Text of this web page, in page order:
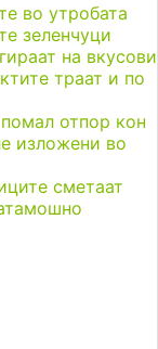
во утробата
зеленчуци
на вкусови
траат и по
отпор кон
изложени во
сметаат